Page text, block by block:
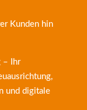
Kunden hin
– Ihr
und digitale